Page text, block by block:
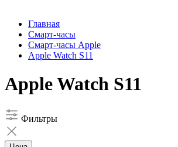
Главная
Смарт-часы
Смарт-часы Apple
Apple Watch S11
Apple Watch S11
Фильтры